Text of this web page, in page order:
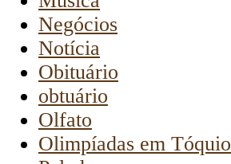
Negócios
Notícia
Obituário
obtuário
Olfato
Olimpíadas em Tóquio